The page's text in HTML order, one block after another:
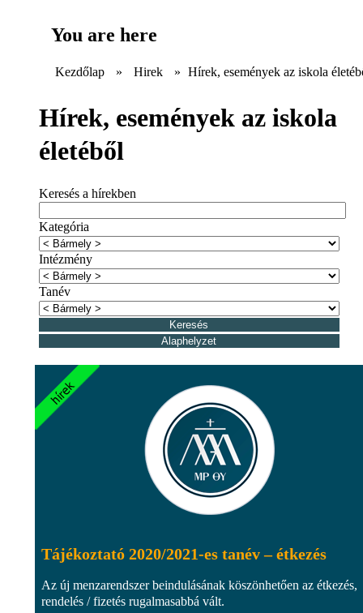
You are here
Kezdőlap » Hirek » Hírek, események az iskola
Hírek, események az iskola
életéből
Keresés a hírekben
Kategória
Intézmény
Tanév
Tájékoztató 2020/2021-es tanév – étkezés
Az új menzarendszer beindulásának köszönhetően az étkezés,
rendelés / fizetés rugalmasabbá vált.